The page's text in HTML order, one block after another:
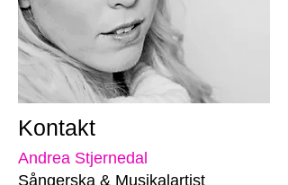
Kontakt
Andrea Stjernedal
Sångerska & Musikalartist